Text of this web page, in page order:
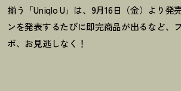
揃う「Uniqlo U」は、9月16日（金）より発
ンを発表するたびに即完商品が出るなど、
ボ、お見逃しなく ！